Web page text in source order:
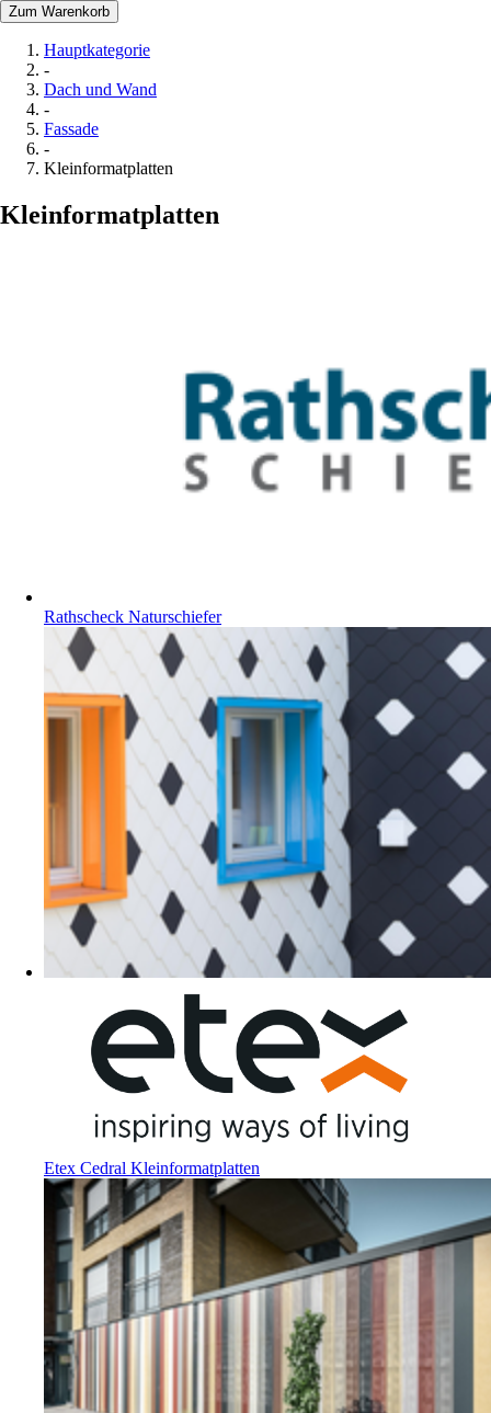
Zum Warenkorb
Hauptkategorie
-
Dach und Wand
-
Fassade
-
Kleinformatplatten
Kleinformatplatten
Rathscheck Naturschiefer
Etex Cedral Kleinformatplatten